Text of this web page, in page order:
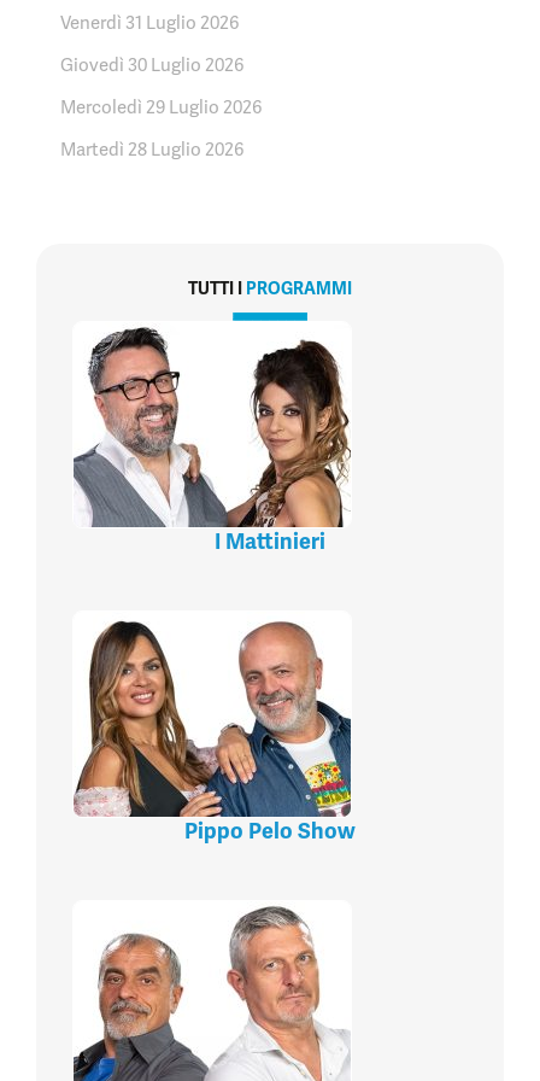
Venerdì 31 Luglio 2026
Giovedì 30 Luglio 2026
Mercoledì 29 Luglio 2026
Martedì 28 Luglio 2026
TUTTI I PROGRAMMI
I Mattinieri
Pippo Pelo Show